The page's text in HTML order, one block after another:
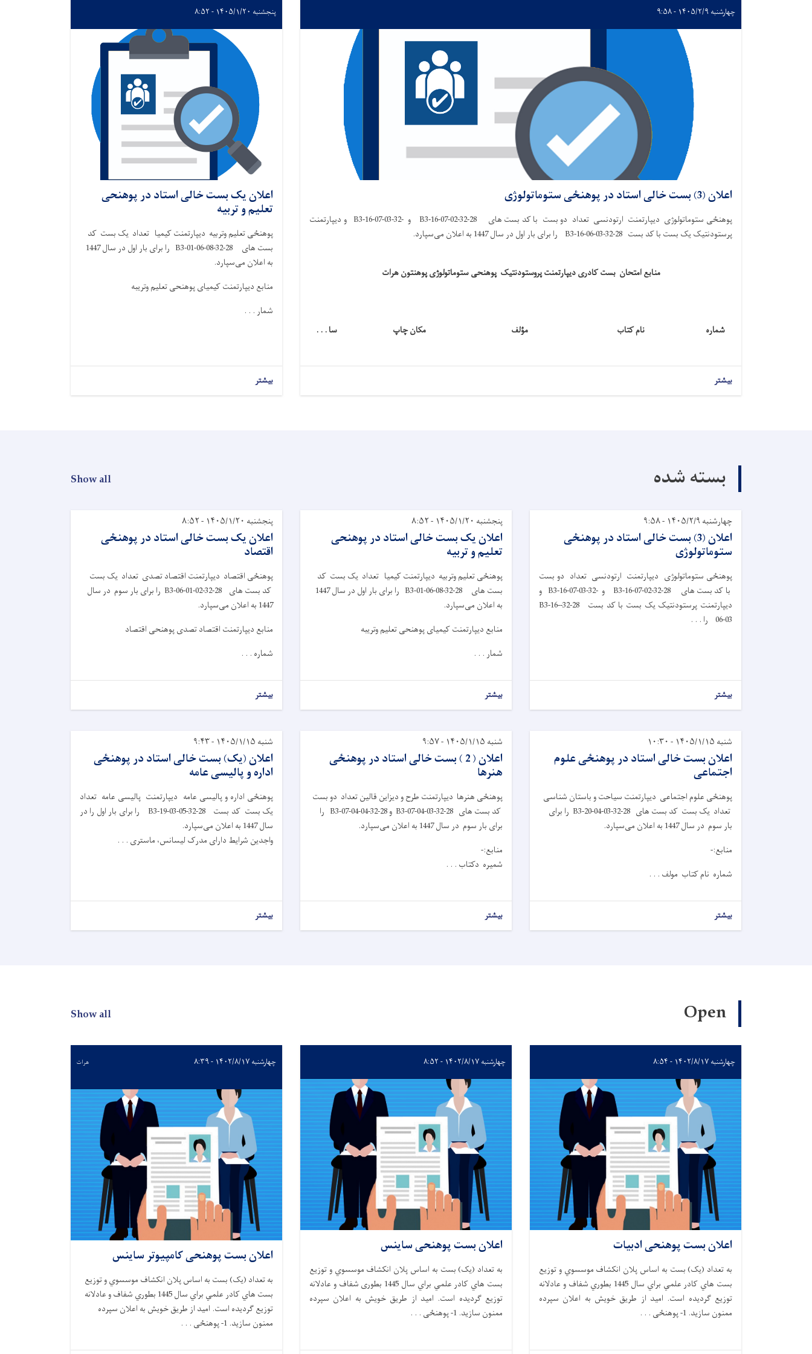
چهارشنبه ۱۴۰۵/۲/۹ - ۹:۵۸
اعلان (3) بست خالی استاد در پوهنځی ستوماتولوژی
پوهنځی ستوماتولوژی دیپارتمنت ارتودنسی تعداد دو بست با کد بست های 28-32-B3-16-07-02 و -32-B3-16-07-03 و دیپارتمنت
پرستودنتیک یک بست با کد بست 28-32-B3-16-06-03 را برای بار اول در سال 1447 به اعلان می‌سپارد.
منابع امتحان بست کادری دیپارتمنت پروستودنتیک پوهنحی ستوماتولوژی پوهنتون هرات
شماره نام کتاب مؤلف مکان چاپ سا . . .
بیشتر
پنجشنبه ۱۴۰۵/۱/۲۰ - ۸:۵۲
اعلان یک بست خالی استاد در پوهنحی
تعلیم و تربیه
پوهنځی تعلیم وتربیه دیپارتمنت کیمیا تعداد یک بست کد
بست های 28-32-B3-01-06-08 را برای بار اول در سال 1447
به اعلان می‌سپارد.
منابع دیپارتمنت کیمیای پوهنحی تعلیم وتریبه
شمار . . .
بیشتر
بسته شده Show all
چهارشنبه ۱۴۰۵/۲/۹ - ۹:۵۸
اعلان (3) بست خالی استاد در پوهنځی
ستوماتولوژی
پوهنځی ستوماتولوژی دیپارتمنت ارتودنسی تعداد دو بست
با کد بست های 28-32-B3-16-07-02 و -32-B3-16-07-03 و
دیپارتمنت پرستودنتیک یک بست با کد بست 28-32-B3-16-
06-03 را . . .
بیشتر
پنجشنبه ۱۴۰۵/۱/۲۰ - ۸:۵۲
اعلان یک بست خالی استاد در پوهنحی
تعلیم و تربیه
پوهنځی تعلیم وتربیه دیپارتمنت کیمیا تعداد یک بست کد
بست های 28-32-B3-01-06-08 را برای بار اول در سال 1447
به اعلان می‌سپارد.
منابع دیپارتمنت کیمیای پوهنحی تعلیم وتریبه
شمار . . .
بیشتر
پنجشنبه ۱۴۰۵/۱/۲۰ - ۸:۵۲
اعلان یک بست خالی استاد در پوهنځی
اقتصاد
پوهنځی اقتصاد دیپارتمنت اقتصاد تصدی تعداد یک بست
کد بست های 28-32-B3-06-01-02 را برای بار سوم در سال
1447 به اعلان می‌سپارد.
منابع دیپارتمنت اقتصاد تصدی پوهنحی اقتصاد
شماره . . .
بیشتر
شنبه ۱۴۰۵/۱/۱۵ - ۱۰:۳۰
اعلان بست خالی استاد در پوهنځی علوم
اجتماعی
پوهنځی علوم اجتماعی دیپارتمنت سیاحت و باستان شناسی
تعداد یک بست کد بست های 28-32-B3-20-04-03 را برای
بار سوم در سال 1447 به اعلان می‌سپارد.
منابع:-
شماره نام کتاب مولف . . .
بیشتر
شنبه ۱۴۰۵/۱/۱۵ - ۹:۵۷
اعلان ( 2 ) بست خالی استاد در پوهنځی
هنرها
پوهنځی هنرها دیپارتمنت طرح و دیزاین قالین تعداد دو بست
کد بست های 28-32-B3-07-04-03 و 28-32-B3-07-04-04 را
برای بار سوم در سال 1447 به اعلان می‌سپارد.
منابع:-
شمیره دکتاب . . .
بیشتر
شنبه ۱۴۰۵/۱/۱۵ - ۹:۴۳
اعلان (یک) بست خالی استاد در پوهنځی
اداره و پالیسی عامه
پوهنځی اداره و پالیسی عامه دیپارتمنت پالیسی عامه تعداد
یک بست کد بست 28-32-B3-19-03-05 را برای بار اول را در
سال 1447 به اعلان می‌سپارد.
واجدين شرايط دارای مدرک لیسانس، ماستری . . .
بیشتر
Open
Show all
چهارشنبه ۱۴۰۲/۸/۱۷ - ۸:۵۴
اعلان بست پوهنحی ادبیات
به تعداد (یک) بست به اساس پلان انكشاف موسسوي و توزيع
بست هاي كادر علمي براي سال 1445 بطوري شفاف و عادلانه
توزيع گرديده است. اميد از طريق خويش به اعلان سپرده
ممنون سازيد. 1- پوهنځی . . .
چهارشنبه ۱۴۰۲/۸/۱۷ - ۸:۵۲
اعلان بست پوهنحی ساینس
به تعداد (یک) بست به اساس پلان انكشاف موسسوي و توزيع
بست هاي كادر علمي براي سال 1445 بطوری شفاف و عادلانه
توزيع گرديده است. اميد از طريق خويش به اعلان سپرده
ممنون سازيد. 1- پوهنځی . . .
چهارشنبه ۱۴۰۲/۸/۱۷ - ۸:۳۹ هرات
اعلان بست پوهنحی کامپیوتر ساینس
به تعداد (یک) بست به اساس پلان انكشاف موسسوي و توزيع
بست هاي كادر علمي براي سال 1445 بطوري شفاف و عادلانه
توزيع گرديده است. اميد از طريق خويش به اعلان سپرده
ممنون سازيد. 1- پوهنځی . . .